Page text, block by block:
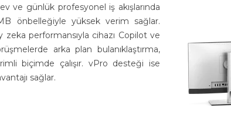
ve günlük profesyonel iş akışlarında
önbelleğiyle yüksek verim sağlar.
zeka performansıyla cihazı Copilot ve
arka plan bulanıklaştırma,
biçimde çalışır. vPro desteği ise
sağlar.